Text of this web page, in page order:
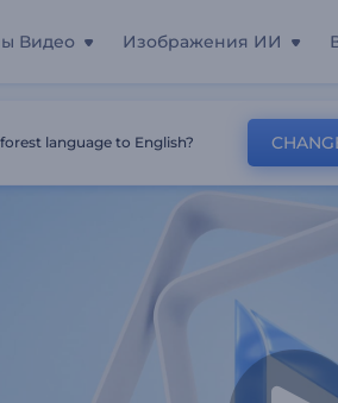
Видео Изображения ИИ
Минималистичные Фигуры
language to English?